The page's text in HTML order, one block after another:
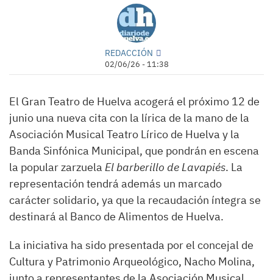
REDACCIÓN
02/06/26 - 11:38
El Gran Teatro de Huelva acogerá el próximo 12 de
junio una nueva cita con la lírica de la mano de la
Asociación Musical Teatro Lírico de Huelva y la
Banda Sinfónica Municipal, que pondrán en escena
la popular zarzuela El barberillo de Lavapiés. La
representación tendrá además un marcado
carácter solidario, ya que la recaudación íntegra se
destinará al Banco de Alimentos de Huelva.
La iniciativa ha sido presentada por el concejal de
Cultura y Patrimonio Arqueológico, Nacho Molina,